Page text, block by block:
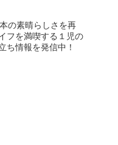
の素晴らしさを再
フを満喫する１児の
ち情報を発信中！